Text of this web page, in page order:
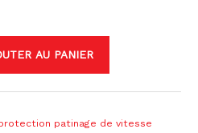
AU PANIER
patinage de vitesse